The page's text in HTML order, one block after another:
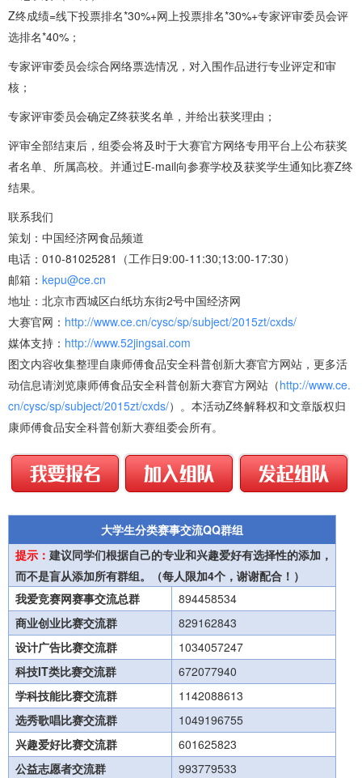
Z终成绩=线下投票排名*30%+网上投票排名*30%+专家评审委员会评
选排名*40%；
专家评审委员会综合网络票选情况，对入围作品进行专业评定和审
核；
专家评审委员会确定Z终获奖名单，并给出获奖理由；
评审全部结束后，组委会将及时于大赛官方网络专用平台上公布获奖
者名单、所属高校。并通过E-mail向参赛学校及获奖学生通知比赛Z终
结果。
联系我们
策划：中国经济网食品频道
电话：010-81025281（工作日9:00-11:30;13:00-17:30）
邮箱： kepu@ce.cn
地址：北京市西城区白纸坊东街2号中国经济网
大赛官网： http://www.ce.cn/cysc/sp/subject/2015zt/cxds/
媒体支持： http://www.52jingsai.com
图文内容收集整理自康师傅食品安全科普创新大赛官方网站，更多活
动信息请浏览康师傅食品安全科普创新大赛官方网站（http://www.ce.
cn/cysc/sp/subject/2015zt/cxds/）。本活动Z终解释权和文章版权归
康师傅食品安全科普创新大赛组委会所有。
大学生分类赛事交流QQ群组
提示： 建议同学们根据自己的专业和兴趣爱好有选择性的添加，
而不是盲从添加所有群组。（每人限加4个，谢谢配合！）
我爱竞赛网赛事交流总群
894458534
商业创业比赛交流群
829162843
设计广告比赛交流群
1034057247
科技IT类比赛交流群
672077940
学科技能比赛交流群
1142088613
选秀歌唱比赛交流群
1049196755
兴趣爱好比赛交流群
601625823
公益志愿者交流群
993779533